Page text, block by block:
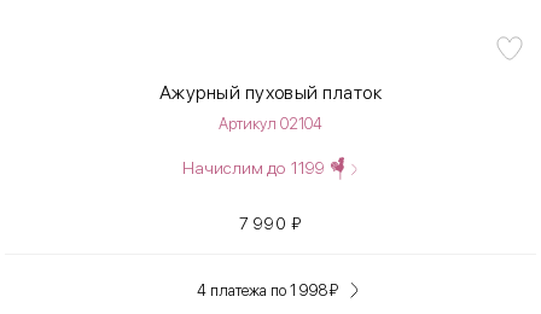
Ажурный пуховый платок
Артикул 02104
Начислим до 1199
7 990₽
4 платежа по 1 998₽